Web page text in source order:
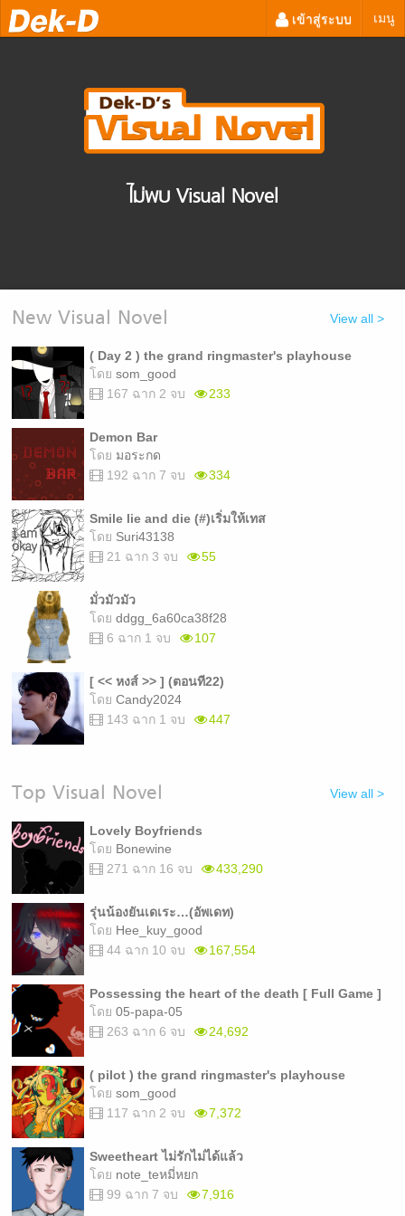
เมนู
เข้าสู่ระบบ
ไม่พบ Visual Novel
New Visual Novel View all >
( Day 2 ) the grand ringmaster's playhouse
โดย som_good
167 ฉาก 2 จบ
233
Demon Bar
โดย มอระกด
192 ฉาก 7 จบ
334
Smile lie and die (#)เริ่มให้เทส
โดย Suri43138
21 ฉาก 3 จบ
55
มั่วมัวมัว
โดย ddgg_6a60ca38f28
6 ฉาก 1 จบ
107
[ << หงส์ >> ] (ตอนที22)
โดย Candy2024
143 ฉาก 1 จบ
447
Top Visual Novel View all >
Lovely Boyfriends
โดย Bonewine
271 ฉาก 16 จบ
433,290
รุ่นน้องยันเดเระ…(อัพเดท)
โดย Hee_kuy_good
44 ฉาก 10 จบ
167,554
Possessing the heart of the death [ Full Game ]
โดย 05-papa-05
263 ฉาก 6 จบ
24,692
( pilot ) the grand ringmaster's playhouse
โดย som_good
117 ฉาก 2 จบ
7,372
Sweetheart ไม่รักไม่ได้แล้ว
โดย note_teหมี่หยก
99 ฉาก 7 จบ
7,916